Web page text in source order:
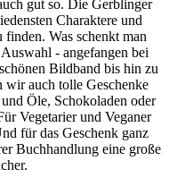
gut so. Die Gerblinger
Charaktere und
Was schenkt man
- angefangen bei
Bildband bis hin zu
wir auch tolle Geschenke
Öle, Schokoladen oder
Vegetarier und Veganer
für das Geschenk ganz
Buchhandlung eine große